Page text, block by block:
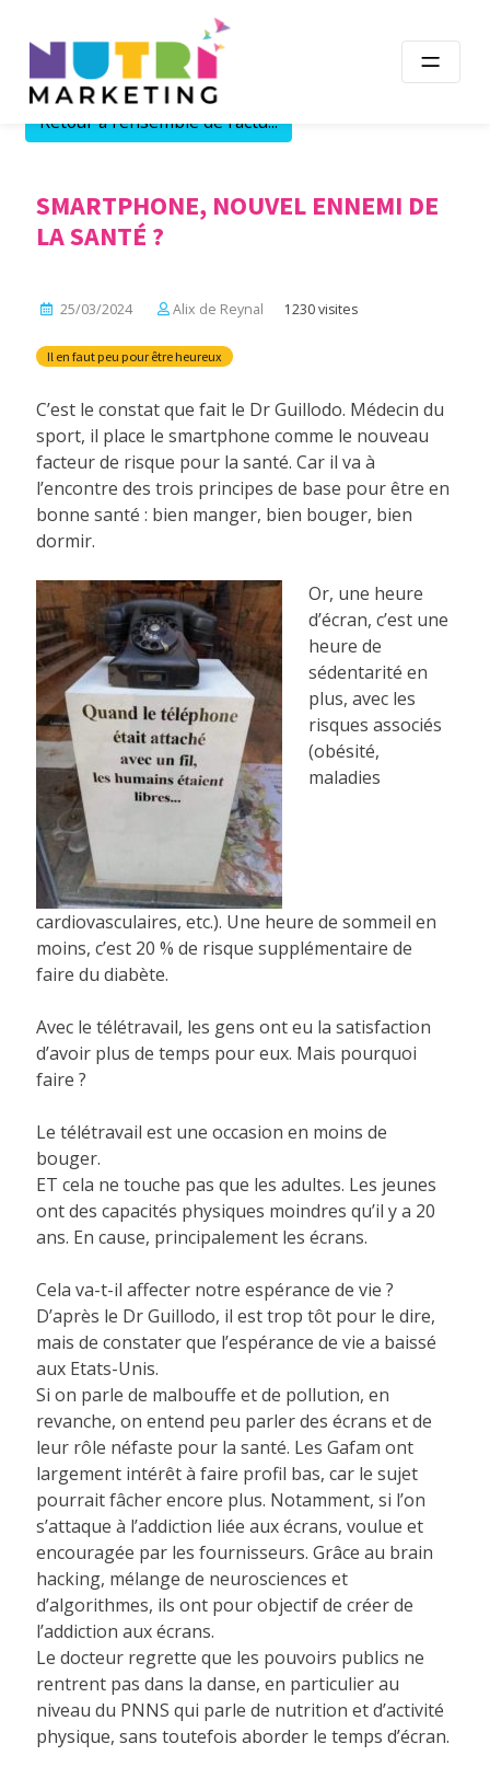
Retour à l'ensemble de l'actu...
SMARTPHONE, NOUVEL ENNEMI DE
LA SANTÉ ?
25/03/2024 Alix de Reynal 1230 visites
Il en faut peu pour être heureux
C’est le constat que fait le Dr Guillodo. Médecin du
sport, il place le smartphone comme le nouveau
facteur de risque pour la santé. Car il va à
l’encontre des trois principes de base pour être en
bonne santé : bien manger, bien bouger, bien
dormir.
Or, une heure
d’écran, c’est une
heure de
sédentarité en
plus, avec les
risques associés
(obésité,
maladies
cardiovasculaires, etc.). Une heure de sommeil en
moins, c’est 20 % de risque supplémentaire de
faire du diabète.
Avec le télétravail, les gens ont eu la satisfaction
d’avoir plus de temps pour eux. Mais pourquoi
faire ?
Le télétravail est une occasion en moins de
bouger.
ET cela ne touche pas que les adultes. Les jeunes
ont des capacités physiques moindres qu’il y a 20
ans. En cause, principalement les écrans.
Cela va-t-il affecter notre espérance de vie ?
D’après le Dr Guillodo, il est trop tôt pour le dire,
mais de constater que l’espérance de vie a baissé
aux Etats-Unis.
Si on parle de malbouffe et de pollution, en
revanche, on entend peu parler des écrans et de
leur rôle néfaste pour la santé. Les Gafam ont
largement intérêt à faire profil bas, car le sujet
pourrait fâcher encore plus. Notamment, si l’on
s’attaque à l’addiction liée aux écrans, voulue et
encouragée par les fournisseurs. Grâce au brain
hacking, mélange de neurosciences et
d’algorithmes, ils ont pour objectif de créer de
l’addiction aux écrans.
Le docteur regrette que les pouvoirs publics ne
rentrent pas dans la danse, en particulier au
niveau du PNNS qui parle de nutrition et d’activité
physique, sans toutefois aborder le temps d’écran.